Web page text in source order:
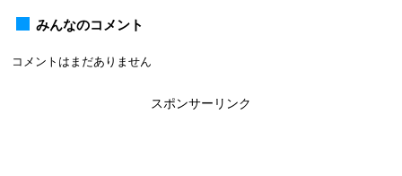
みんなのコメント
コメントはまだありません
スポンサーリンク